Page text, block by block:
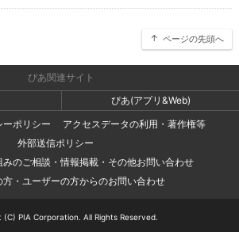
ページの先頭へ
ぴあ関連サイト
ぴあ(アプリ&Web)
ーポリシー
アクセスデータの利用・著作権等
外部送信ポリシー
のご相談・情報掲載・その他お問い合わせ
方・ユーザーの方からのお問い合わせ
(C) PIA Corporation. All Rights Reserved.